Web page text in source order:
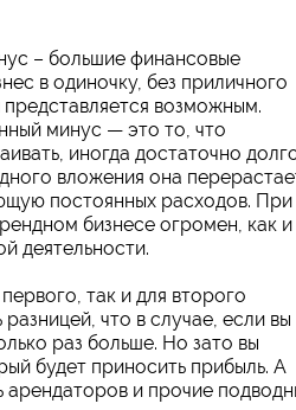
– большие финансовые
в одиночку, без приличного
возможным.
минус — это то, что
иногда достаточно
вложения она
постоянных расходов. При
бизнесе огромен, как и
деятельности.
так и для второго
что в случае, если вы
раз больше. Но зато вы
будет приносить прибыль. А
арендаторов и прочие